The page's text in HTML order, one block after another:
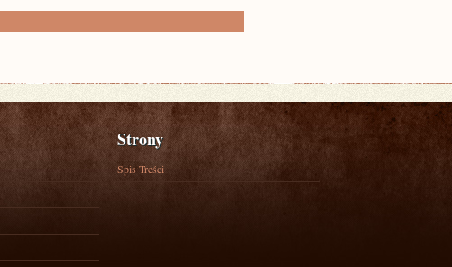
Strony
Spis Treści